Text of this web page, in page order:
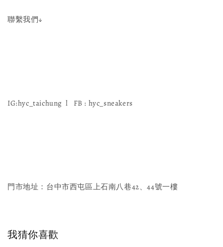
聯繫我們↓
IG:hyc_taichung l FB : hyc_sneakers
門市地址：台中市西屯區上石南八巷42、44號一樓
我猜你喜歡